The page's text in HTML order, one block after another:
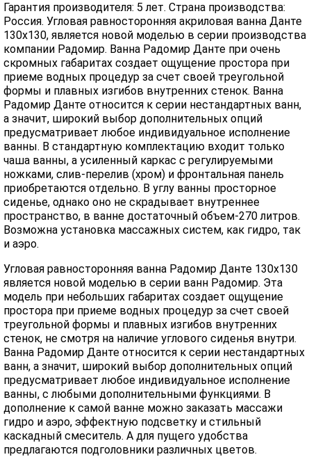
Гарантия производителя: 5 лет. Страна производства:
Россия. Угловая равносторонняя акриловая ванна Данте
130х130, является новой моделью в серии производства
компании Радомир. Ванна Радомир Данте при очень
скромных габаритах создает ощущение простора при
приеме водных процедур за счет своей треугольной
формы и плавных изгибов внутренних стенок. Ванна
Радомир Данте относится к серии нестандартных ванн,
а значит, широкий выбор дополнительных опций
предусматривает любое индивидуальное исполнение
ванны. В стандартную комплектацию входит только
чаша ванны, а усиленный каркас с регулируемыми
ножками, слив-перелив (хром) и фронтальная панель
приобретаются отдельно. В углу ванны просторное
сиденье, однако оно не скрадывает внутреннее
пространство, в ванне достаточный объем-270 литров.
Возможна установка массажных систем, как гидро, так
и аэро.
Угловая равносторонняя ванна Радомир Данте 130х130
является новой моделью в серии ванн Радомир. Эта
модель при небольших габаритах создает ощущение
простора при приеме водных процедур за счет своей
треугольной формы и плавных изгибов внутренних
стенок, не смотря на наличие углового сиденья внутри.
Ванна Радомир Данте относится к серии нестандартных
ванн, а значит, широкий выбор дополнительных опций
предусматривает любое индивидуальное исполнение
ванны, с любыми дополнительными функциями. В
дополнение к самой ванне можно заказать массажи
гидро и аэро, эффектную подсветку и стильный
каскадный смеситель. А для пущего удобства
предлагаются подголовники различных цветов.